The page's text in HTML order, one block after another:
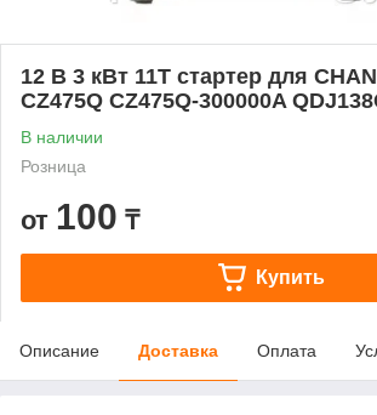
12 В 3 кВт 11T стартер для
CZ475Q CZ475Q-300000A
В наличии
Розница
от 100 ₸
Купить
Описание Доставка Оплата